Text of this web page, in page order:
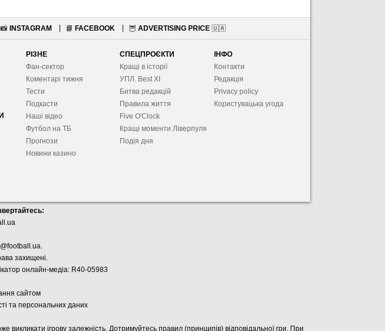
📸 INSTAGRAM 📘 FACEBOOK 🦉 ADVERTISING PRICE 🇺🇦
РІЗНЕ
Фан-сектор
Коментарі тижня
Тести
Подкасти
Наші відео
Футбол на ТБ
Прогнози
Новини казино
СПЕЦПРОЄКТИ
Кращі в історії
УПЛ. Best XІ
Битва редакцій
Правила життя
Five O'Clock
Кращі моменти Ліверпуля
Подія дня
ІНФО
Контакти
Редакція
Privacy policy
Користувацька угода
.
захищені.
онлайн-медіа: R40-05983
сайтом
та персональних даних
ігрову залежність. Дотримуйтесь правил (принципів) відповідальної гри. При